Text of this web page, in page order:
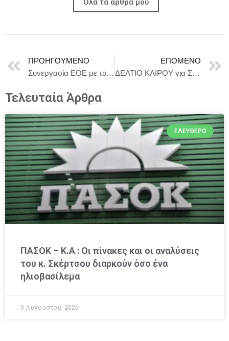
ΠΡΟΗΓΟΎΜΕΝΟ
Συνεργασία ΕΟΕ με το Υπουργείο Πολιτισμού για τη διεξαγωγή αγώνων στίβου στο Παναθηναϊκό Στάδιο
ΕΠΌΜΕΝΟ
ΔΕΛΤΙΟ ΚΑΙΡΟΥ για Σάββατο 12/7
Τελευταία Άρθρα
ΕΛΕΎΘΕΡΟ
ΠΑΣΟΚ – Κ.Α : Οι πίνακες και οι αναλύσεις
του κ. Σκέρτσου διαρκούν όσο ένα
ηλιοβασίλεμα
9 Αυγούστου, 2026